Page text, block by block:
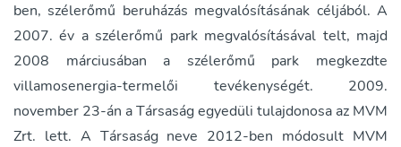
ben, szélerőmű beruházás megvalósításának céljából. A
2007. év a szélerőmű park megvalósításával telt, majd
2008 márciusában a szélerőmű park megkezdte
villamosenergia-termelői tevékenységét. 2009.
november 23-án a Társaság egyedüli tulajdonosa az MVM
Zrt. lett. A Társaság neve 2012-ben módosult MVM